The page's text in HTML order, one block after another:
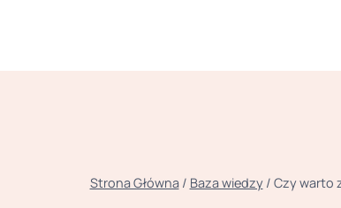
Strona Główna / Baza wiedzy / Czy warto